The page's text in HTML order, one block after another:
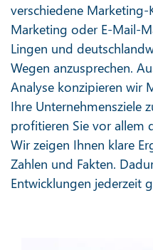
verschiedene Marketing-
Marketing oder E-Mail-
Lingen und
Wegen anzusprechen.
Analyse konzipieren wir
Ihre Unternehmensziele
profitieren Sie vor allem
Wir zeigen Ihnen klare
Zahlen und Fakten.
Entwicklungen jederzeit